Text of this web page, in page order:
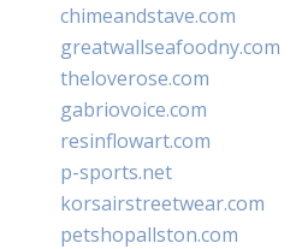
chimeandstave.com
greatwallseafoodny.com
theloverose.com
gabriovoice.com
resinflowart.com
p-sports.net
korsairstreetwear.com
petshopallston.com